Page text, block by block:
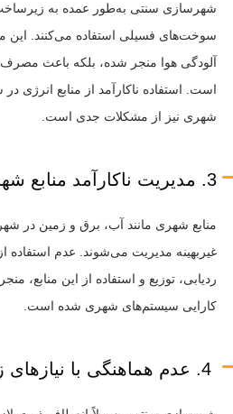
شهرسازی سنتی به‌طور عمده به
سوخت‌های فسیلی استفاده می‌کنند. این
آلودگی هوا منجر شده، بلکه باعث
است. استفاده ناکارآمد از منابع انرژی
شهری نیز از مشکلات جدی است.
3. مدیریت ناکارآمد منابع شهری
منابع شهری مانند آب، برق و زمین در
غیربهینه مدیریت می‌شوند. عدم استفاده
ردیابی، توزیع و استفاده از این منابع،
کارایی سیستم‌های شهری شده است.